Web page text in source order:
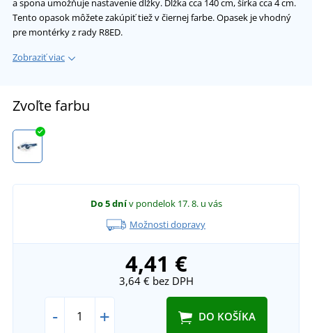
a spona umožňuje nastavenie dĺžky. Dĺžka cca 140 cm, šírka cca 4 cm.
Tento opasok môžete zakúpiť tiež v čiernej farbe. Opasek je vhodný
pre montérky z rady R8ED.
Zobraziť viac
Zvoľte farbu
Do 5 dnív pondelok 17. 8. u vás
Možnosti dopravy
4,41 €
3,64 €bez DPH
- + DO KOŠÍKA